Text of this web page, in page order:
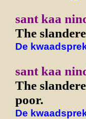
sant kaa
The
De
sant kaa
The
poor.
De